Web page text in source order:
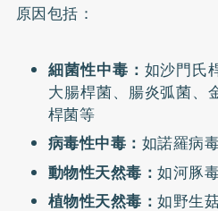
原因包括：
細菌性中毒： 如沙門氏
大腸桿菌、腸炎弧菌、
桿菌等
病毒性中毒： 如諾羅病
動物性天然毒：如河豚
植物性天然毒：如野生